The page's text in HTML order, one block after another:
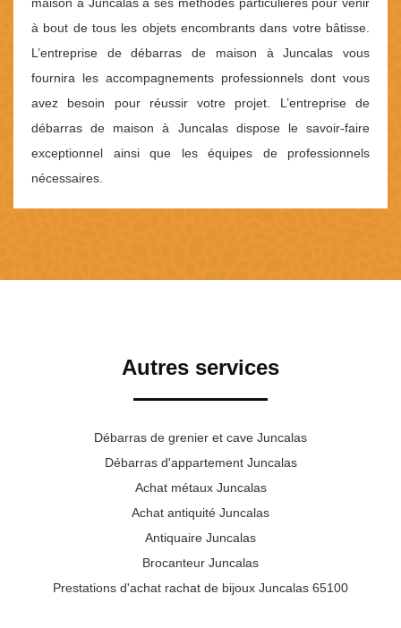
maison à Juncalas a ses méthodes particulières pour venir
à bout de tous les objets encombrants dans votre bâtisse.
L’entreprise de débarras de maison à Juncalas vous
fournira les accompagnements professionnels dont vous
avez besoin pour réussir votre projet. L’entreprise de
débarras de maison à Juncalas dispose le savoir-faire
exceptionnel ainsi que les équipes de professionnels
nécessaires.
Autres services
Débarras de grenier et cave Juncalas
Débarras d'appartement Juncalas
Achat métaux Juncalas
Achat antiquité Juncalas
Antiquaire Juncalas
Brocanteur Juncalas
Prestations d'achat rachat de bijoux Juncalas 65100